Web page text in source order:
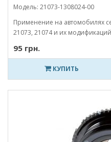
Модель: 21073-1308024-00
Применение на автомобилях
21073, 21074 и их
95 грн.
КУПИТЬ